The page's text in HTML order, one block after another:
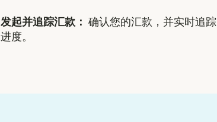
发起并追踪汇款：
确认您的汇款，并实时追踪
进度。